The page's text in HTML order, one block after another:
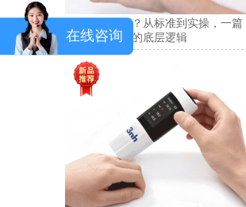
肤色怎么测量？从标准到实操，一篇
讲透肤色检测的底层逻辑
在线咨询